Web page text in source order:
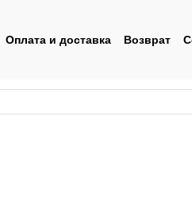
Оплата и доставка Возврат